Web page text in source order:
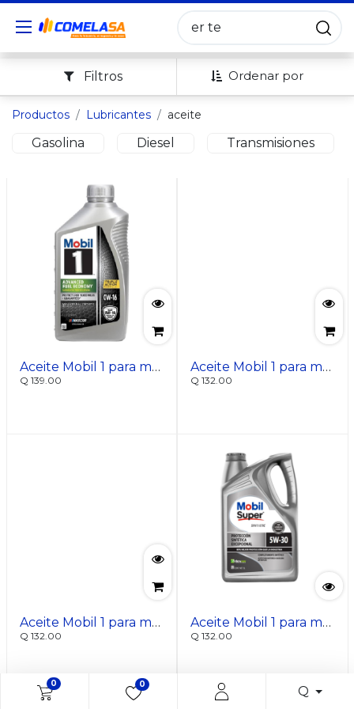
0 0 Q
Ordenar por
Filtros
Productos Lubricantes aceite
Gasolina Diesel Transmisiones
Aceite Mobil 1 para motores a gasolina 0W-16 pvl
Q 139.00
Aceite Mobil 1 para motores a gasolina 0W-40 pvl
Q 132.00
Aceite Mobil 1 para motores a gasolina 10W-30 pvl
Q 132.00
Aceite Mobil 1 para motores a gasolina 5W-30 pvl
Q 132.00